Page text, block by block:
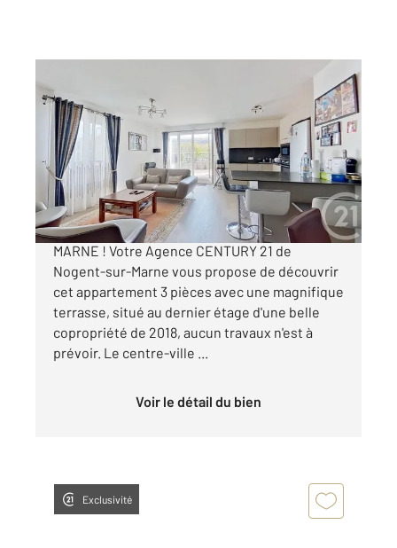
77,54 m
, 3 pièces
Ref : 1081
Appartement F3 à vendre
578 000 €
APPARTEMENT A VENDRE - NOGENT-SUR-
MARNE ! Votre Agence CENTURY 21 de
Nogent-sur-Marne vous propose de découvrir
cet appartement 3 pièces avec une magnifique
terrasse, situé au dernier étage d'une belle
copropriété de 2018, aucun travaux n'est à
prévoir. Le centre-ville ...
Voir le détail du bien
Exclusivité